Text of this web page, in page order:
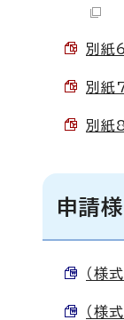
別紙
別紙
別紙
申請
（様
（様